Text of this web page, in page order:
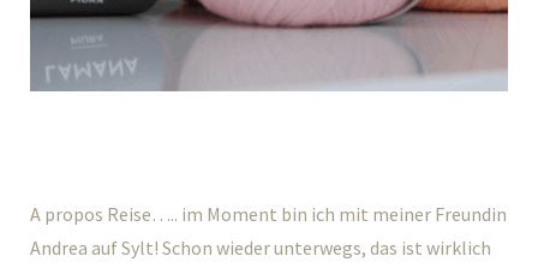
A propos Reise….. im Moment bin ich mit meiner Freundin
Andrea auf Sylt! Schon wieder unterwegs, das ist wirklich